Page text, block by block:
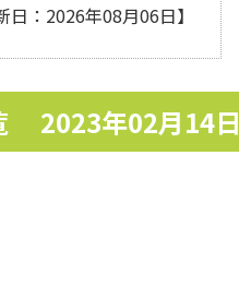
日：2026年08月06日】
2023年02月14日